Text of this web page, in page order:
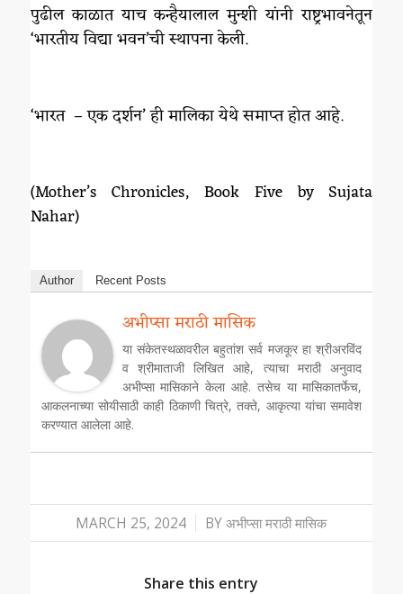
पुढील काळात याच कन्हैयालाल मुन्शी यांनी राष्ट्रभावनेतून
‘भारतीय विद्या भवन’ची स्थापना केली.
‘भारत – एक दर्शन’ ही मालिका येथे समाप्त होत आहे.
(Mother’s Chronicles, Book Five by Sujata
Nahar)
Author Recent Posts
अभीप्सा मराठी मासिक
या संकेतस्थळावरील बहुतांश सर्व मजकूर हा श्रीअरविंद
व श्रीमाताजी लिखित आहे, त्याचा मराठी अनुवाद
अभीप्सा मासिकाने केला आहे. तसेच या मासिकातर्फेच,
आकलनाच्या सोयीसाठी काही ठिकाणी चित्रे, तक्ते, आकृत्या यांचा समावेश
करण्यात आलेला आहे.
MARCH 25, 2024
/ BYअभीप्सा मराठी मासिक
Share this entry